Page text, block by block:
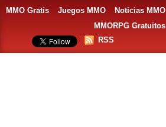
MMO Gratis Juegos MMO Noticias MMO
MMORPG Gratuitos
RSS